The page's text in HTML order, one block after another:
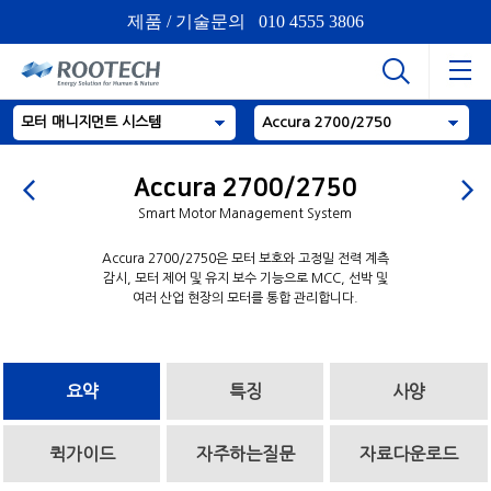
제품 / 기술문의 010 4555 3806
모터 매니지먼트 시스템 Accura 2700/2750
Accura 2700/2750
Smart Motor Management System
Accura 2700/2750은 모터 보호와 고정밀 전력 계측
감시, 모터 제어 및 유지 보수 기능으로 MCC, 선박 및
여러 산업 현장의 모터를 통합 관리합니다.
요약 특징 사양
퀵가이드 자주하는질문 자료다운로드